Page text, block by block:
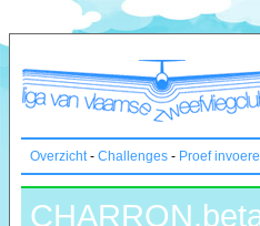
Overzicht- Challenges - Proef